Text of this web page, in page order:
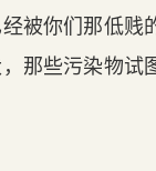
被你们那低贱
那些污染物试